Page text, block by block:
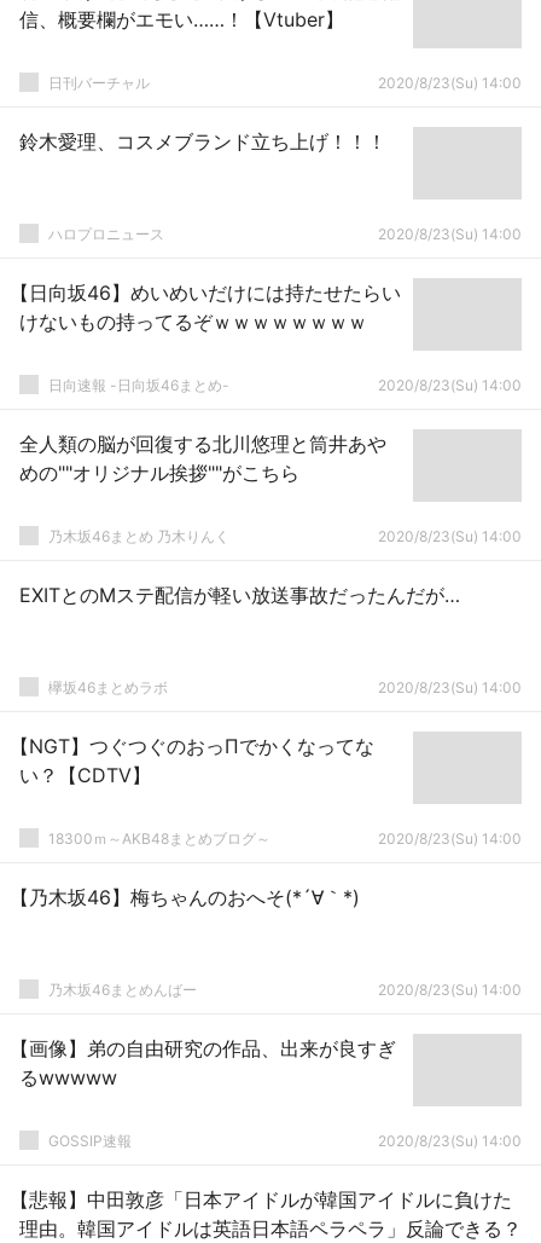
信、概要欄がエモい……！【Vtuber】
日刊バーチャル 2020/8/23(Su) 14:00
鈴木愛理、コスメブランド立ち上げ！！！
ハロプロニュース 2020/8/23(Su) 14:00
【日向坂46】めいめいだけには持たせたらい
けないもの持ってるぞｗｗｗｗｗｗｗｗ
日向速報 -日向坂46まとめ- 2020/8/23(Su) 14:00
全人類の脳が回復する北川悠理と筒井あや
めの""オリジナル挨拶""がこちら
乃木坂46まとめ 乃木りんく 2020/8/23(Su) 14:00
EXITとのMステ配信が軽い放送事故だったんだが…
欅坂46まとめラボ 2020/8/23(Su) 14:00
【NGT】つぐつぐのおっΠでかくなってな
い？【CDTV】
18300ｍ～AKB48まとめブログ～ 2020/8/23(Su) 14:00
【乃木坂46】梅ちゃんのおへそ(*´∀｀*)
乃木坂46まとめんばー 2020/8/23(Su) 14:00
【画像】弟の自由研究の作品、出来が良すぎ
るwwwww
GOSSIP速報 2020/8/23(Su) 14:00
【悲報】中田敦彦「日本アイドルが韓国アイドルに負けた
理由。韓国アイドルは英語日本語ペラペラ」反論できる？